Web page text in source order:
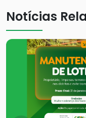
Notícias